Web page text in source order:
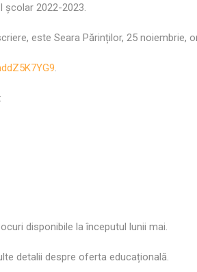
școlar 2022-2023.
este Seara Părinților, 25
disponibile la începutul lunii mai.
detalii despre oferta educațională.